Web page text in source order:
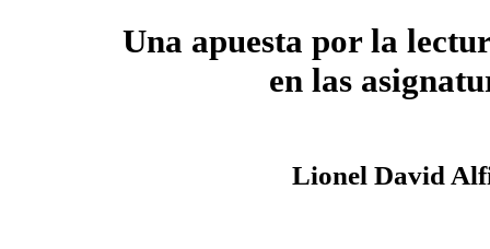
Una apuesta por la
en las
Lionel David